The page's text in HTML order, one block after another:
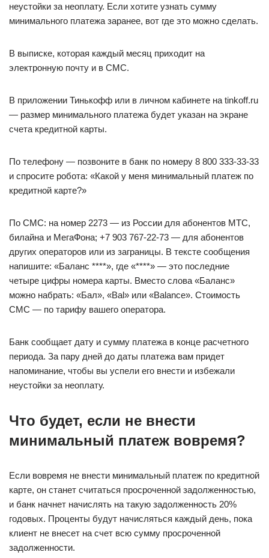
неустойки за неоплату. Если хотите узнать сумму
минимального платежа заранее, вот где это можно сделать.
В выписке, которая каждый месяц приходит на
электронную почту и в СМС.
В приложении Тинькофф или в личном кабинете на tinkoff.ru
— размер минимального платежа будет указан на экране
счета кредитной карты.
По телефону — позвоните в банк по номеру 8 800 333‑33‑33
и спросите робота: «Какой у меня минимальный платеж по
кредитной карте?»
По СМС: на номер 2273 — из России для абонентов МТС,
билайна и МегаФона; +7 903 767‑22‑73 — для абонентов
других операторов или из заграницы. В тексте сообщения
напишите: «Баланс ****», где «****» — это последние
четыре цифры номера карты. Вместо слова «Баланс»
можно набрать: «Бал», «Bal» или «Balance». Стоимость
СМС — по тарифу вашего оператора.
Банк сообщает дату и сумму платежа в конце расчетного
периода. За пару дней до даты платежа вам придет
напоминание, чтобы вы успели его внести и избежали
неустойки за неоплату.
Что будет, если не внести
минимальный платеж вовремя?
Если вовремя не внести минимальный платеж по кредитной
карте, он станет считаться просроченной задолженностью,
и банк начнет начислять на такую задолженность 20%
годовых. Проценты будут начисляться каждый день, пока
клиент не внесет на счет всю сумму просроченной
задолженности.